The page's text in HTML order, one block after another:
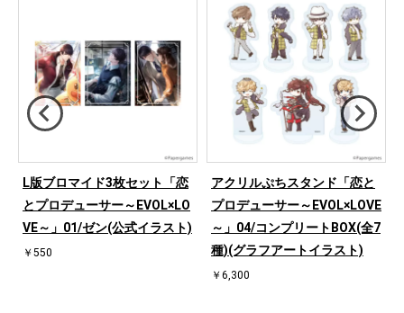
L版ブロマイド3枚セット「恋
とプロデューサー～EVOL×LO
VE～」01/ゼン(公式イラスト)
￥550
アクリルぷちスタンド「恋と
プロデューサー～EVOL×LOVE
～」04/コンプリートBOX(全7
種)(グラフアートイラスト)
￥6,300